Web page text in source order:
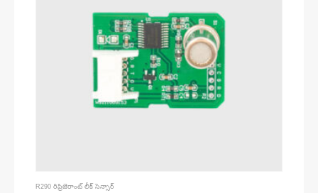
R290 రిఫ్రిజెరాంట్ లీక్ సెన్సార్